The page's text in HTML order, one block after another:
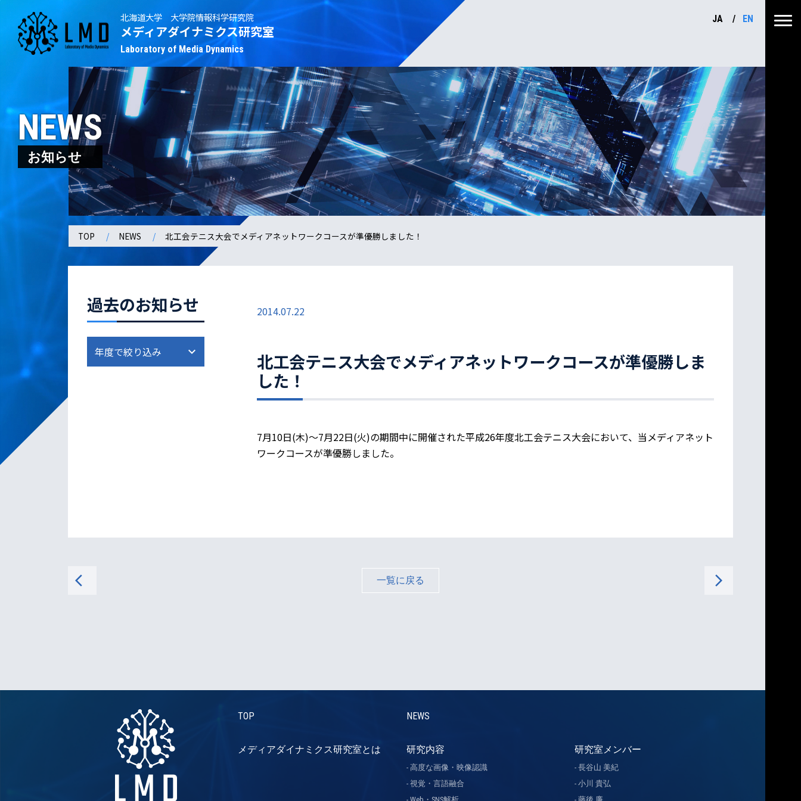
北海道大学 大学院情報科学研究院
メディアダイナミクス研究室
Laboratory of Media Dynamics
JA EN
NEWS
お知らせ
TOP NEWS 北工会テニス大会でメディアネットワークコースが準優勝しました！
過去のお知らせ 2014.07.22
北工会テニス大会でメディアネットワークコースが準優勝しま
した！
7月10日(木)～7月22日(火)の期間中に開催された平成26年度北工会テニス大会において、当メディアネット
ワークコースが準優勝しました。
arrow_back_ios 一覧に戻る arrow_forward_ios
TOP NEWS
メディアダイナミクス研究室とは 研究内容
高度な画像・映像認識
視覚・言語融合
研究室メンバー
長谷山 美紀
小川 貴弘